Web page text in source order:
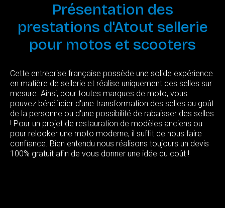
Présentation des
prestations d'Atout sellerie
pour motos et scooters
Cette entreprise française possède une solide expérience
en matière de sellerie et réalise uniquement des selles sur
mesure. Ainsi, pour toutes marques de moto, vous
pouvez bénéficier d'une transformation des selles au goût
de la personne ou d'une possibilité de rabaisser des selles
! Pour un projet de restauration de modèles anciens ou
pour relooker une moto moderne, il suffit de nous faire
confiance. Bien entendu nous réalisons toujours un devis
100% gratuit afin de vous donner une idée du coût !